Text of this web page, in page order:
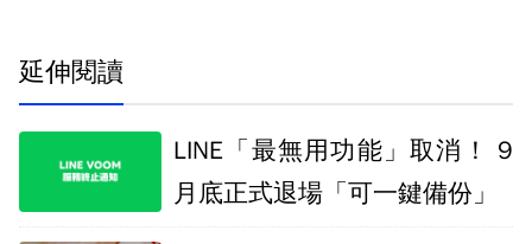
延伸閱讀
LINE「最無用功能」取消！ 9
月底正式退場「可一鍵備份」